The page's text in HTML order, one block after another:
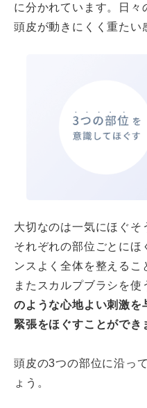
に分かれています。日々
頭皮が動きにくく重たい
大切なのは一気にほぐそ
それぞれの部位ごとにほ
ンスよく全体を整えるこ
またスカルプブラシを使
のような心地よい刺激を
緊張をほぐすことができ
頭皮の3つの部位に沿っ
ょう。